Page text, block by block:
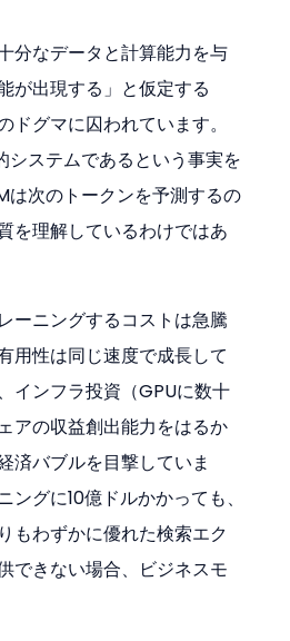
分なデータと計算能力を与
が出現する」と仮定する
ドグマに囚われています。
システムであるという事実を
は次のトークンを予測するの
を理解しているわけではあ
ーニングするコストは急騰
用性は同じ速度で成長して
インフラ投資（GPUに数十
アの収益創出能力をはるか
済バブルを目撃していま
グに10億ドルかかっても、
もわずかに優れた検索エク
できない場合、ビジネスモ